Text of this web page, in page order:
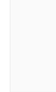
以
ご
非
対
有
対
非